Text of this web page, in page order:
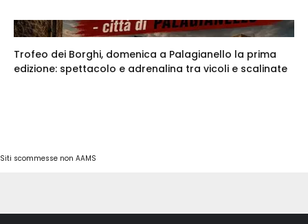
Trofeo dei Borghi, domenica a Palagianello la prima
edizione: spettacolo e adrenalina tra vicoli e scalinate
Siti scommesse non AAMS